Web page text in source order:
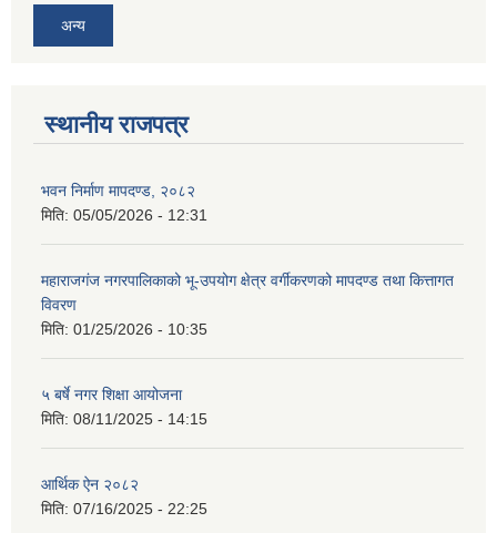
अन्य
स्थानीय राजपत्र
भवन निर्माण मापदण्ड, २०८२
मिति: 05/05/2026 - 12:31
महाराजगंज नगरपालिकाको भू-उपयोग क्षेत्र वर्गीकरणको मापदण्ड तथा कित्तागत
विवरण
मिति: 01/25/2026 - 10:35
५ बर्षे नगर शिक्षा आयोजना
मिति: 08/11/2025 - 14:15
आर्थिक ऐन २०८२
मिति: 07/16/2025 - 22:25